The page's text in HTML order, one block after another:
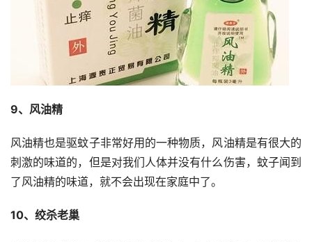
9、风油精
风油精也是驱蚊子非常好用的一种物质，风油精是有很大的
刺激的味道的，但是对我们人体并没有什么伤害，蚊子闻到
了风油精的味道，就不会出现在家庭中了。
10、绞杀老巢